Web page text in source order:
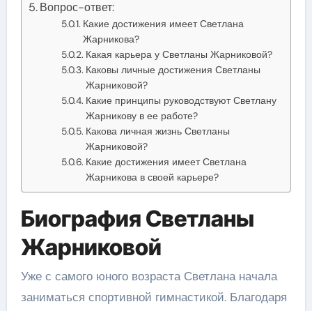
Вопрос-ответ:
Какие достижения имеет Светлана
Жарникова?
Какая карьера у Светланы Жарниковой?
Каковы личные достижения Светланы
Жарниковой?
Какие принципы руководствуют Светлану
Жарникову в ее работе?
Какова личная жизнь Светланы
Жарниковой?
Какие достижения имеет Светлана
Жарникова в своей карьере?
Биография Светланы
Жарниковой
Уже с самого юного возраста Светлана начала
заниматься спортивной гимнастикой. Благодаря